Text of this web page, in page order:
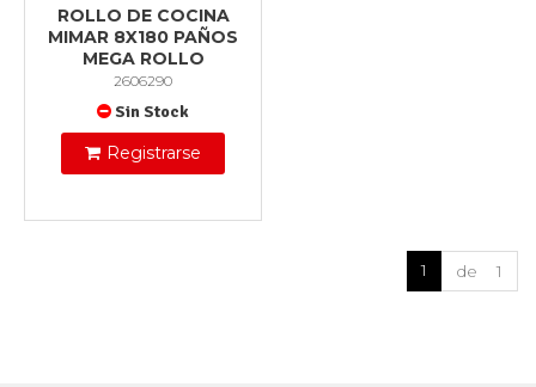
ROLLO DE COCINA
MIMAR 8X180 PAÑOS
MEGA ROLLO
2606290
Sin Stock
Registrarse
1 de 1